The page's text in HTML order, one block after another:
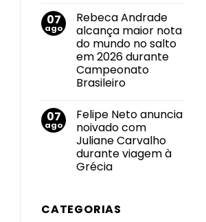
eletrônicos
entre
adolescentes
antecipa
lesões
pulmonares
severas
e
eleva
em
Agosto
Lilás
2026:
transformar
conscientização
em
proteção
07
ago
Rebeca Andrade
alcança maior nota
do mundo no salto
em 2026 durante
Campeonato
Brasileiro
em
Rebeca
Andrade
alcança
maior
nota
do
em
2026
07
ago
Felipe Neto anuncia
noivado com
Juliane Carvalho
durante viagem à
Grécia
Felipe
Neto
CATEGORIAS